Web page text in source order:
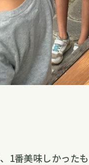
1番美味しかった